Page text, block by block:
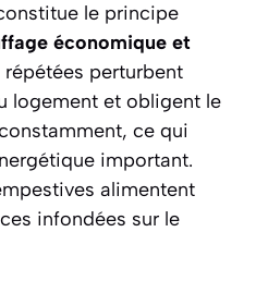
le principe
économique et
répétées perturbent
logement et obligent le
ce qui
important.
alimentent
infondées sur le